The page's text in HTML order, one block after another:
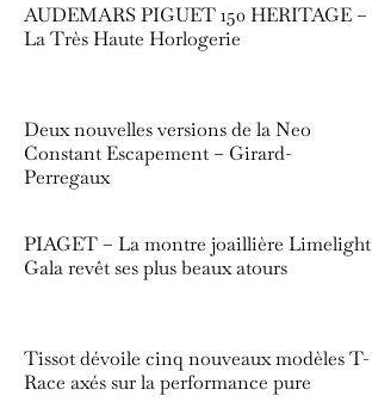
AUDEMARS PIGUET 150 HERITAGE –
La Très Haute Horlogerie
Deux nouvelles versions de la Neo
Constant Escapement – Girard-
Perregaux
PIAGET – La montre joaillière Limelight
Gala revêt ses plus beaux atours
Tissot dévoile cinq nouveaux modèles T-
Race axés sur la performance pure